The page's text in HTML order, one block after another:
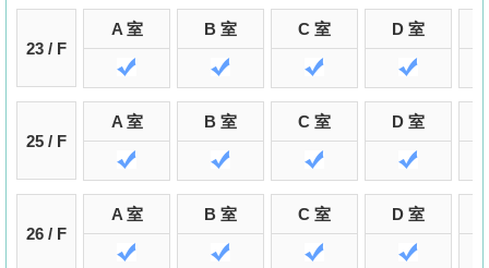
23 / F
A 室 B 室 C 室 D 室
25 / F
A 室 B 室 C 室 D 室
26 / F
A 室 B 室 C 室 D 室